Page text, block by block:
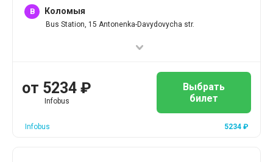
B Коломыя
Bus Station, 15 Antonenka-Davydovycha str.
от 5234 ₽
Infobus
Выбрать
билет
Infobus 5234 ₽